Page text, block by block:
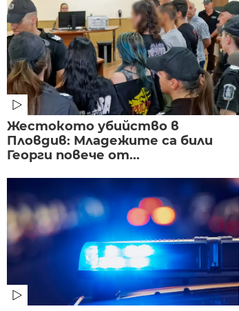
Жестокото убийство в
Пловдив: Младежите са били
Георги повече от...